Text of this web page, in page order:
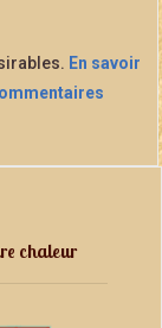
En savoir
chaleur